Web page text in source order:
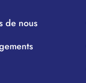
de nous